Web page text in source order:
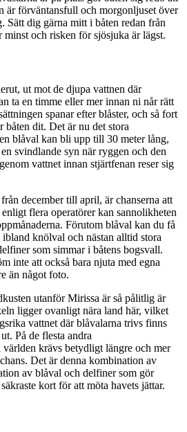
är förväntansfull och morgonljuset över
Sätt dig gärna mitt i båten redan från
minst och risken för sjösjuka är lägst.
ut mot de djupa vattnen där
ta en timme eller mer innan ni når rätt
spanar efter blåster, och så fort
båten dit. Det är nu det stora
blåval kan bli upp till 30 meter lång,
svindlande syn när ryggen och den
vattnet innan stjärtfenan reser sig
december till april, är chanserna att
flera operatörer kan sannolikheten
Förutom blåval kan du få
knölval och nästan alltid stora
som simmar i båtens bogsvall.
inte att också bara njuta med egna
än något foto.
utanför Mirissa är så pålitlig är
ligger ovanligt nära land här, vilket
vattnet där blåvalarna trivs finns
På de flesta andra
krävs betydligt längre och mer
Det är denna kombination av
av blåval och delfiner som gör
kort för att möta havets jättar.